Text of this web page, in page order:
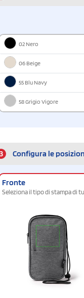
02 Nero
06 Beige
55 Blu Navy
58 Grigio Vigore
3 Configura le
Fronte
Seleziona il tipo di stampa di